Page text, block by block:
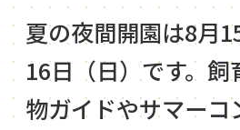
夏の夜間開園は8月
16日（日）です。
物ガイドやサマーコ